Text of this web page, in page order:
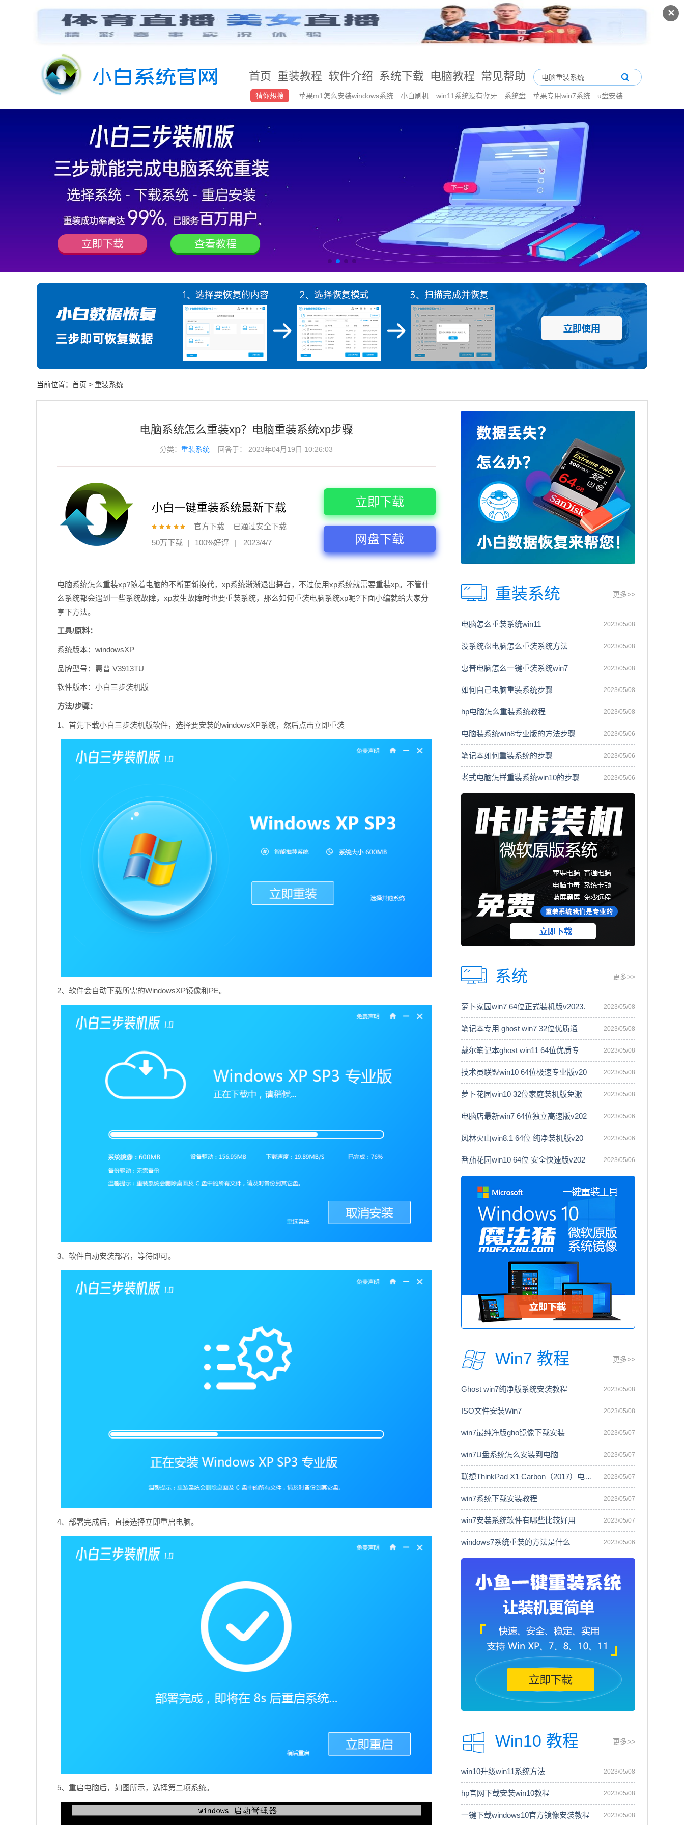
✕
首页 重装教程 软件介绍 系统下载 电脑教程 常见帮助
猜你想搜 苹果m1怎么安装windows系统 小白刷机 win11系统没有蓝牙 系统盘 苹果专用win7系统 u盘安装
当前位置： 首页 > 重装系统
电脑系统怎么重装xp？电脑重装系统xp步骤
分类：重装系统 回答于： 2023年04月19日 10:26:03
小白一键重装系统最新下载
官方下载
已通过安全下载
50万下载
| 100%好评 | 2023/4/7
立即下载
网盘下载
电脑系统怎么重装xp?随着电脑的不断更新换代，xp系统渐渐退出舞台，不过使用xp系统就需要重装xp。不管什
么系统都会遇到一些系统故障，xp发生故障时也要重装系统，那么如何重装电脑系统xp呢?下面小编就给大家分
享下方法。
工具/原料：
系统版本：windowsXP
品牌型号：惠普 V3913TU
软件版本：小白三步装机版
方法/步骤：
1、首先下载小白三步装机版软件，选择要安装的windowsXP系统，然后点击立即重装
2、软件会自动下载所需的WindowsXP镜像和PE。
3、软件自动安装部署，等待即可。
4、部署完成后，直接选择立即重启电脑。
5、重启电脑后，如图所示，选择第二项系统。
重装系统 更多>>
电脑怎么重装系统win11 2023/05/08
没系统盘电脑怎么重装系统方法 2023/05/08
惠普电脑怎么一键重装系统win7 2023/05/08
如何自己电脑重装系统步骤 2023/05/08
hp电脑怎么重装系统教程 2023/05/08
电脑装系统win8专业版的方法步骤 2023/05/06
笔记本如何重装系统的步骤 2023/05/06
老式电脑怎样重装系统win10的步骤 2023/05/06
系统 更多>>
萝卜家园win7 64位正式装机版v2023. 2023/05/08
笔记本专用 ghost win7 32位优质通 2023/05/08
戴尔笔记本ghost win11 64位优质专 2023/05/08
技术员联盟win10 64位极速专业版v20 2023/05/08
萝卜花园win10 32位家庭装机版免激 2023/05/08
电脑店最新win7 64位独立高速版v202 2023/05/06
风林火山win8.1 64位 纯净装机版v20 2023/05/06
番茄花园win10 64位 安全快速版v202 2023/05/06
Win7 教程 更多>>
Ghost win7纯净版系统安装教程 2023/05/08
ISO文件安装Win7 2023/05/08
win7最纯净版gho镜像下载安装 2023/05/07
win7U盘系统怎么安装到电脑 2023/05/07
联想ThinkPad X1 Carbon（2017）电脑安 2023/05/07
win7系统下载安装教程 2023/05/07
win7安装系统软件有哪些比较好用 2023/05/07
windows7系统重装的方法是什么 2023/05/06
Win10 教程 更多>>
win10升级win11系统方法 2023/05/08
hp官网下载安装win10教程 2023/05/08
一键下载windows10官方镜像安装教程 2023/05/08